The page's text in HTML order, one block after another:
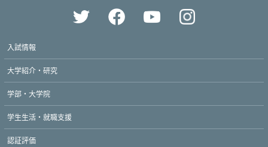
入試情報
大学紹介・研究
学部・大学院
学生生活・就職支援
認証評価